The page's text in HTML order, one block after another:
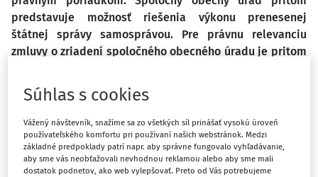
predstavuje možnosť riešenia výkonu prenesenej
štátnej správy samosprávou. Pre právnu relevanciu
zmluvy o zriadení spoločného obecného úradu je pritom
zastupiteľstvami obcí, ktoré sú na nej zúčastnené
v danom prípade. Obsah a proces prijatia zmluvy
o zriadení spoločného obecného úradu budú
predmetom tohto článku.
Súhlas s cookies
Vážený návštevník, snažíme sa zo všetkých síl prinášať vysokú úroveň
používateľského komfortu pri používaní našich webstránok. Medzi
základné predpoklady patrí napr. aby správne fungovalo vyhľadávanie,
aby sme vás neobťažovali nevhodnou reklamou alebo aby sme mali
dostatok podnetov, ako web vylepšovať. Preto od Vás potrebujeme